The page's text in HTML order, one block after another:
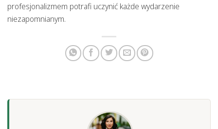
profesjonalizmem potrafi uczynić każde wydarzenie
niezapomnianym.